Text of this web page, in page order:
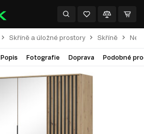
Skříně a úložné prostory Skříně Nelly
Popis Fotografie Doprava Podobné